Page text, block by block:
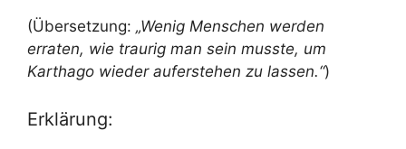
(Übersetzung: „Wenig Menschen werden
erraten, wie traurig man sein musste, um
Karthago wieder auferstehen zu lassen.“)
Erklärung: